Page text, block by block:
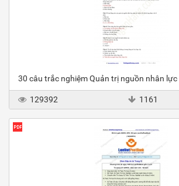
30 câu trắc nghiệm Quản trị nguồn nhân lực
129392 1161